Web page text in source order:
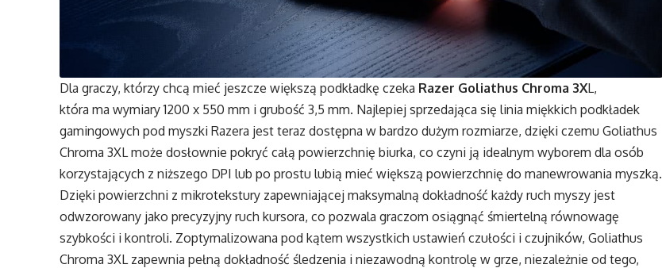
Dla graczy, którzy chcą mieć jeszcze większą podkładkę czeka Razer Goliathus Chroma 3XL,
która ma wymiary 1200 x 550 mm i grubość 3,5 mm. Najlepiej sprzedająca się linia miękkich podkładek
gamingowych pod myszki Razera jest teraz dostępna w bardzo dużym rozmiarze, dzięki czemu Goliathus
Chroma 3XL może dosłownie pokryć całą powierzchnię biurka, co czyni ją idealnym wyborem dla osób
korzystających z niższego DPI lub po prostu lubią mieć większą powierzchnię do manewrowania myszką.
Dzięki powierzchni z mikrotekstury zapewniającej maksymalną dokładność każdy ruch myszy jest
odwzorowany jako precyzyjny ruch kursora, co pozwala graczom osiągnąć śmiertelną równowagę
szybkości i kontroli. Zoptymalizowana pod kątem wszystkich ustawień czułości i czujników, Goliathus
Chroma 3XL zapewnia pełną dokładność śledzenia i niezawodną kontrolę w grze, niezależnie od tego,